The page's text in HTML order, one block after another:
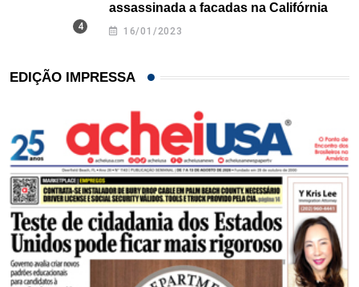
assassinada a facadas na Califórnia
16/01/2023
EDIÇÃO IMPRESSA